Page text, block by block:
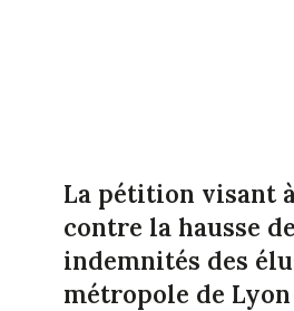
La pétition visant
contre la hausse
indemnités des
métropole de Lyon